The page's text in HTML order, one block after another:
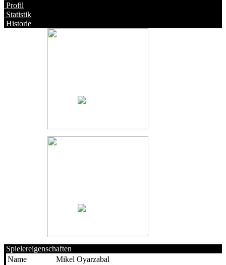
Profil
Statistik
Historie
Spielereigenschaften
Name
Mikel Oyarzabal